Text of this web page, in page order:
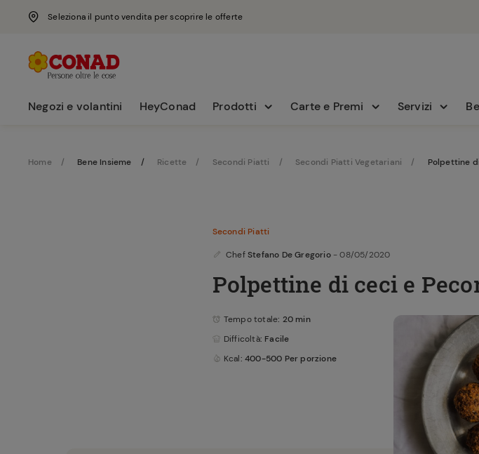
Seleziona il punto vendita per scoprire le offerte
Negozi e volantini HeyConad Prodotti Carte e Premi Servizi
Home Bene Insieme Ricette Secondi Piatti Secondi Piatti Vegetariani Polpettine
Secondi Piatti
Chef Stefano De Gregorio - 08/05/2020
Polpettine di ceci e
Tempo totale: 20 min
Difficoltà: Facile
Kcal: 400-500 Per porzione